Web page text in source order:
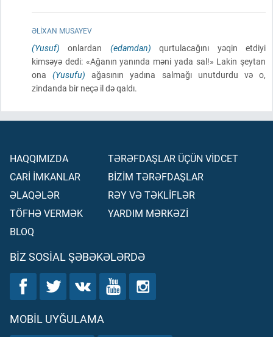
ƏLIXAN MUSAYEV
(Yusuf) onlardan (edamdan) qurtulacağını yəqin etdiyi
kimsəyə dedi: «Ağanın yanında məni yada sal!» Lakin şeytan
ona(Yusufu) ağasının yadına salmağı unutdurdu və o,
zindanda bir neçə il də qaldı.
HAQQIMIZDA
CARİ İMKANLAR
ƏLAQƏLƏR
TÖFHƏ VERMƏK
BLOQ
TƏRƏFDAŞLAR ÜÇÜN VİDCET
BİZİM TƏRƏFDAŞLAR
RƏY VƏ TƏKLİFLƏR
YARDIM MƏRKƏZİ
BIZ SOSIAL ŞƏBƏKƏLƏRDƏ
MOBIL UYĞULAMA